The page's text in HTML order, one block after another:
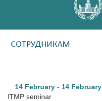
СОТРУДНИКАМ
14 February - 14 February
ITMP seminar